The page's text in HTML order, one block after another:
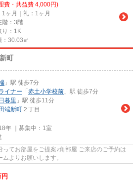
費・共益費 4,000円)
1ヶ月｜礼：1ヶ月
階：3階
り：1K
：30.03㎡
町
」駅 徒歩7分
イナー 「 赤土小学校前 」駅 徒歩7分
暮里 」駅 徒歩11分
田端新町 ２丁目
年 ｜募集中： 1室
てお部屋をご提案♪角部屋 ご来店のご予約は
よりお願いします。
円